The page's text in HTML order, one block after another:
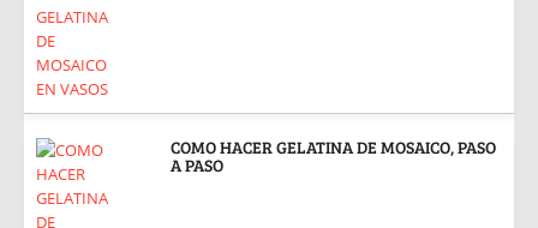
COMO HACER GELATINA DE MOSAICO, PASO
A PASO